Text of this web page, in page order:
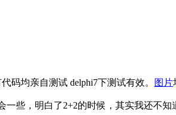
码均亲自测试 delphi7下测试有效。 图片
些，明白了2+2的时候，其实我还不知